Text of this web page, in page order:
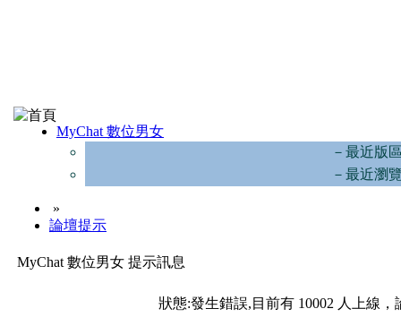
MyChat 數位男女
－最近版
－最近瀏
»
論壇提示
MyChat 數位男女 提示訊息
狀態:發生錯誤,目前有 10002 人上線